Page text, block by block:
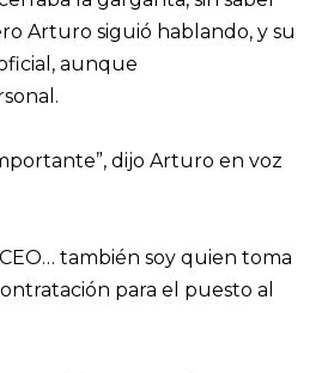
Arturo siguió hablando, y su
aunque
dijo Arturo en voz
también soy quien toma
para el puesto al